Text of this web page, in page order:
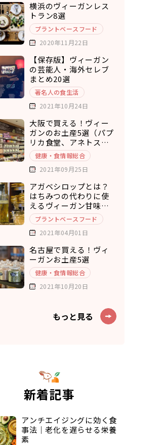
横浜のヴィーガンレス
トラン8選
プラントベースフード
2020年11月22日
【保存版】ヴィーガン
の芸能人・海外セレブ
まとめ20選
著名人の食生活
2021年10月24日
大阪で買える！ヴィー
ガンのお土産5選（パプ
リカ食堂、アネトス、
ひねもすぱん）
健康・食情報総合
2021年09月25日
アガベシロップとは？
はちみつの代わりに使
えるヴィーガン甘味料8
選プラントベースフード
2021年04月01日
名古屋で買える！ヴィ
ーガンお土産5選
健康・食情報総合
2021年10月20日
もっと見る
新着記事
アンチエイジングに効く食
事法｜老化を遅らせる栄養
素